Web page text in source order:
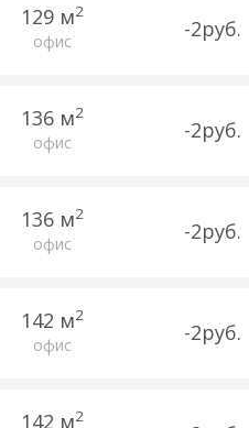
129 м2
офис -2руб.
136 м2
офис -2руб.
136 м2
офис -2руб.
142 м2
офис -2руб.
142 м2